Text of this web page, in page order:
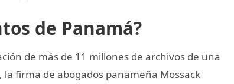
de Panamá?
de más de 11 millones de archivos de una
firma de abogados panameña Mossack